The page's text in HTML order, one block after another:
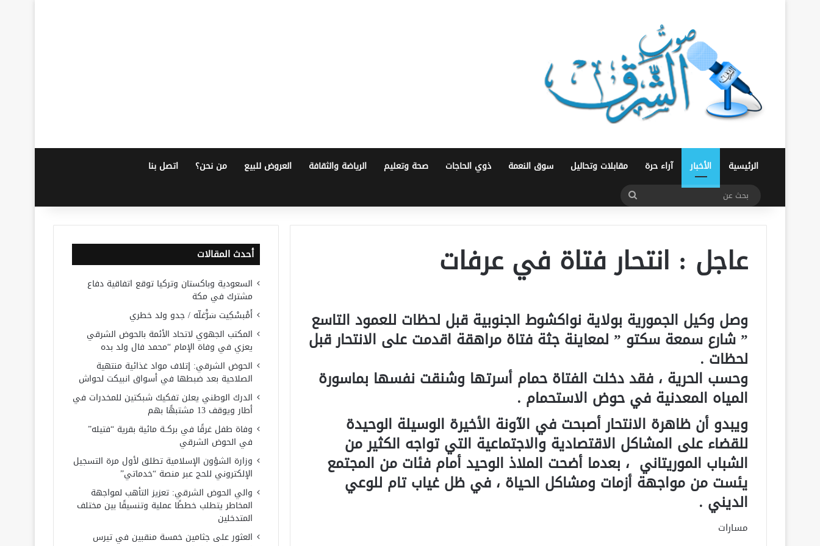
الرئيسية الأخبار آراء حرة مقابلات وتحاليل سوق النعمة ذوي الحاجات صحة وتعليم الرياضة والثقافة العروض للبيع من نحن؟ اتصل بنا
بحث
عاجل : انتحار فتاة في عرفات
وصل وكيل الجمورية بولاية نواكشوط الجنوبية قبل لحظات للعمود التاسع
” شارع سمعة سكتو ” لمعاينة جثة فتاة مراهقة اقدمت على الانتحار قبل
لحظات .
وحسب الحرية ، فقد دخلت الفتاة حمام أسرتها وشنقت نفسها بماسورة
المياه المعدنية في حوض الاستحمام .
ويبدو أن ظاهرة الانتحار أصبحت في الآونة الأخيرة الوسيلة الوحيدة
للقضاء على المشاكل الاقتصادية والاجتماعية التي تواجه الكثير من
الشباب الموريتاني ، بعدما أضحت الملاذ الوحيد أمام فئات من المجتمع
يئست من مواجهة أزمات ومشاكل الحياة ، في ظل غياب تام للوعي
الديني .
مسارات
أحدث المقالات
السعودية وباكستان وتركيا توقع اتفاقية دفاع
مشترك في مكة
أَمْبسْكِيت سَرّْغلّه / جدو ولد خطري
المكتب الجهوي لاتحاد الأئمة بالحوض الشرقي
يعزي في وفاة الإمام “محمد فال ولد بده
الحوض الشرقي: إتلاف مواد غذائية منتهية
الصلاحية بعد ضبطها في أسواق انبيكت لحواش
الدرك الوطني يعلن تفكيك شبكتين للمخدرات في
أطار ويوقف 13 مشتبهًا بهم
وفاة طفل غرقًا في بركــة مائية بقرية “فتيله”
في الحوض الشرقي
وزارة الشؤون الإسلامية تطلق لأول مرة التسجيل
الإلكتروني للحج عبر منصة “خدماتي”
والي الحوض الشرقي: تعزيز التأهب لمواجهة
المخاطر يتطلب خططًا عملية وتنسيقًا بين مختلف
المتدخلين
العثور على جثامين خمسة منقبين في تيرس